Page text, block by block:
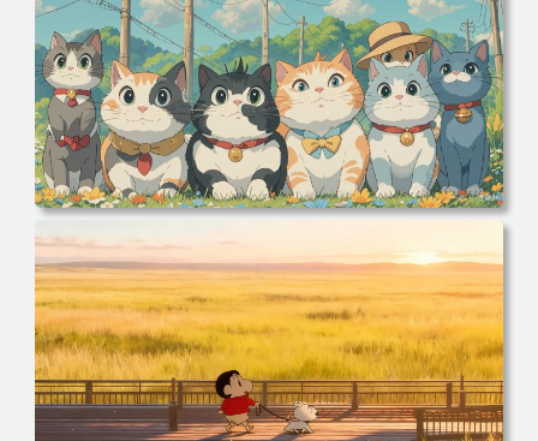
电脑壁纸 可爱动物 喵 喵星人 猫 猫咪 萌宠 电脑桌面 高清壁
纸 壁纸下载 壁纸大全